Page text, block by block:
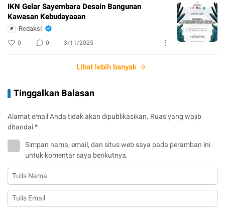
IKN Gelar Sayembara Desain Bangunan
Kawasan Kebudayaaan
Redaksi
0 0 3/11/2025
Lihat lebih banyak
Tinggalkan Balasan
Alamat email Anda tidak akan dipublikasikan. Ruas yang wajib
ditandai*
Simpan nama, email, dan situs web saya pada peramban ini
untuk komentar saya berikutnya.